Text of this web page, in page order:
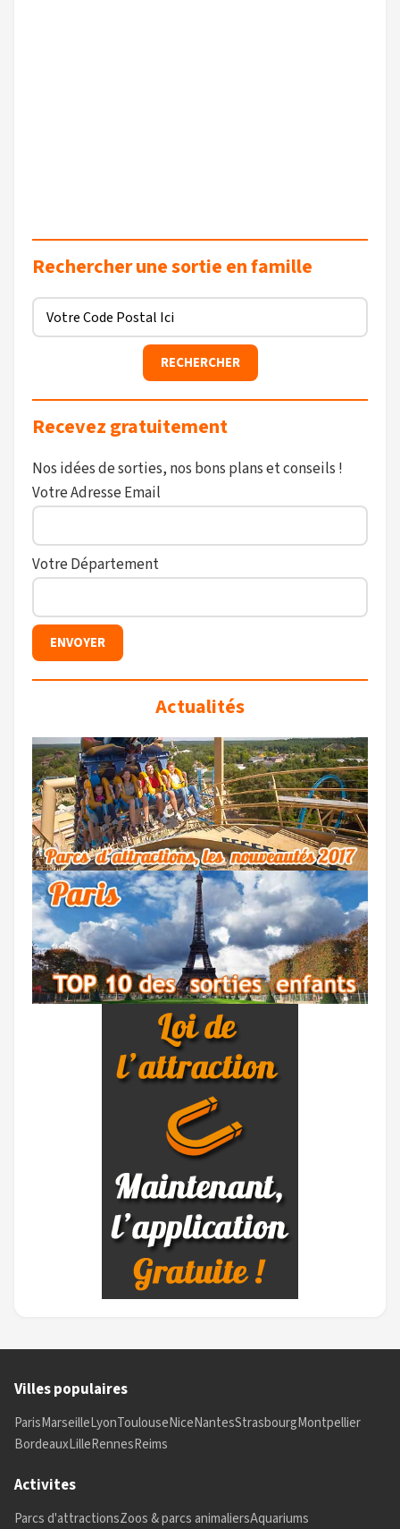
Rechercher une sortie en famille
Recevez gratuitement
Nos idées de sorties, nos bons plans et conseils !
Votre Adresse Email
Votre Département
Actualités
Villes populaires
ParisMarseilleLyonToulouseNiceNantesStrasbourgMontpellier
BordeauxLilleRennesReims
Activites
Parcs d'attractionsZoos & parcs animaliersAquariums